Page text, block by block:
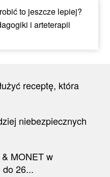
to jeszcze lepiej?
i arteterapii
receptę, która
niebezpiecznych
MONET w
26...